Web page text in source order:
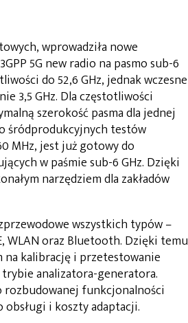
wprowadziła nowe
5G new radio na pasmo sub-6
do 52,6 GHz, jednak wczesne
3,5 GHz. Dla częstotliwości
szerokość pasma dla jednej
śródprodukcyjnych testów
MHz, jest już gotowy do
w paśmie sub-6 GHz. Dzięki
narzędziem dla zakładów
wszystkich typów –
WLAN oraz Bluetooth. Dzięki temu
na kalibrację i przetestowanie
analizatora-generatora.
rozbudowanej funkcjonalności
i koszty adaptacji.